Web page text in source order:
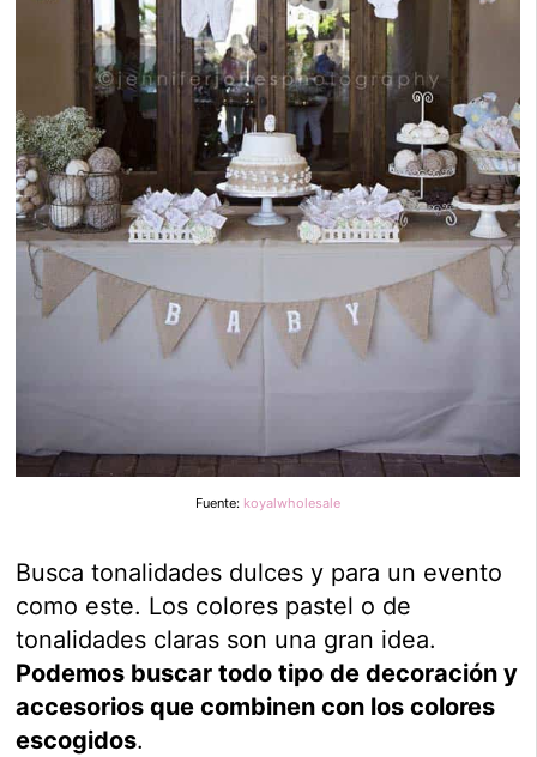
Fuente: koyalwholesale
Busca tonalidades dulces y para un evento
como este. Los colores pastel o de
tonalidades claras son una gran idea.
Podemos buscar todo tipo de decoración y
accesorios que combinen con los colores
escogidos.